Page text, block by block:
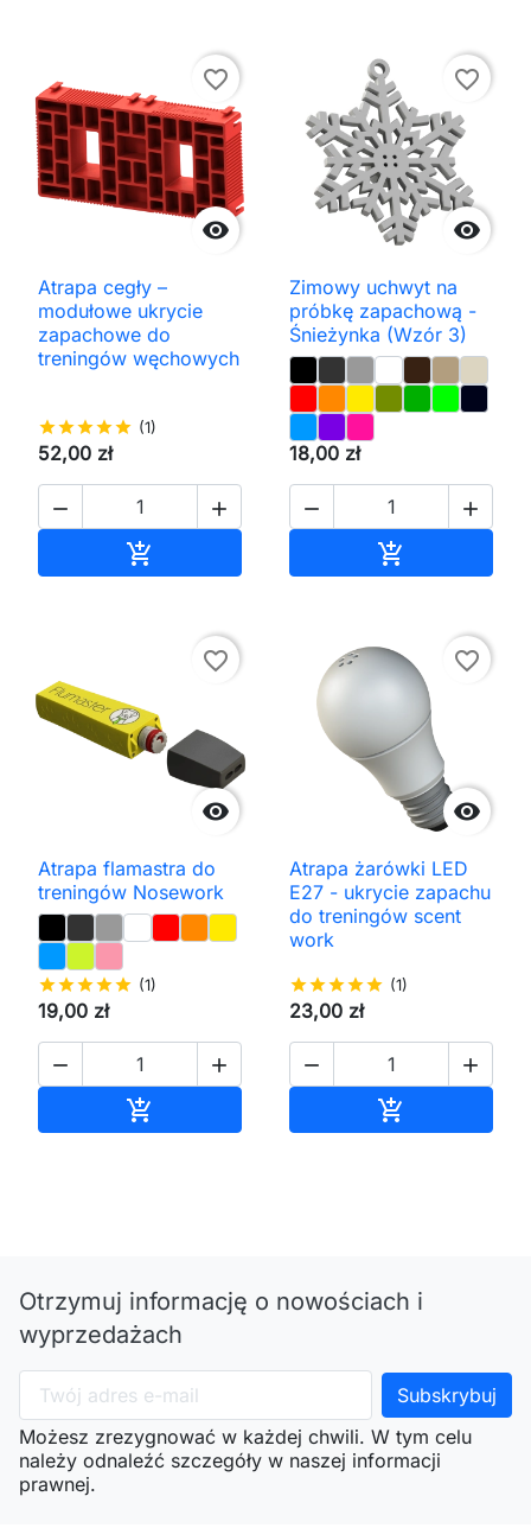

favorite_border
Atrapa cegły –
modułowe ukrycie
zapachowe do
treningów węchowych
starstarstarstarstar (1)
52,00 zł
 


favorite_border
Zimowy uchwyt na
próbkę zapachową -
Śnieżynka (Wzór 3)
18,00 zł
 


favorite_border
Atrapa flamastra do
treningów Nosework
starstarstarstarstar (1)
19,00 zł
 


favorite_border
Atrapa żarówki LED
E27 - ukrycie zapachu
do treningów scent
work
starstarstarstarstar (1)
23,00 zł
 

Otrzymuj informację o nowościach i
wyprzedażach
Możesz zrezygnować w każdej chwili. W tym celu
należy odnaleźć szczegóły w naszej informacji
prawnej.